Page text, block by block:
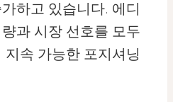
하고 있습니다. 에디
과 시장 선호를 모두
속 가능한 포지셔닝